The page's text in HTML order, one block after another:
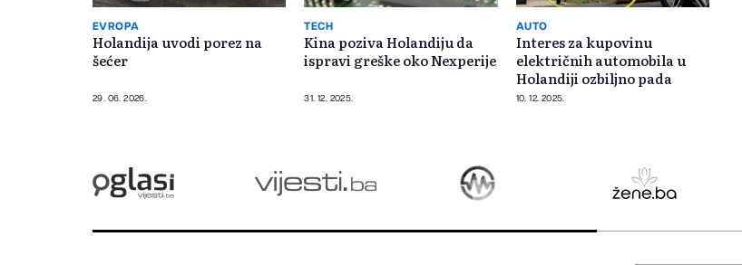
EVROPA
Holandija uvodi porez na
šećer
29. 06. 2026.
TECH
Kina poziva Holandiju da
ispravi greške oko Nexperije
31. 12. 2025.
AUTO
Interes za kupovinu
električnih automobila u
Holandiji ozbiljno pada
10. 12. 2025.